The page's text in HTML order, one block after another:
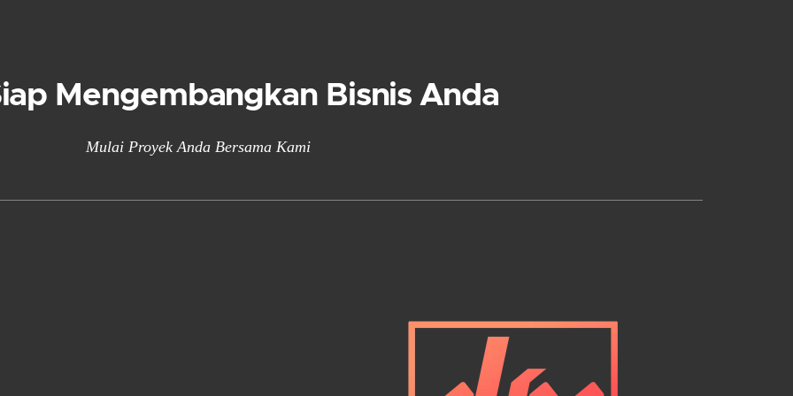
Mengembangkan Bisnis Anda
Mulai Proyek Anda Bersama Kami